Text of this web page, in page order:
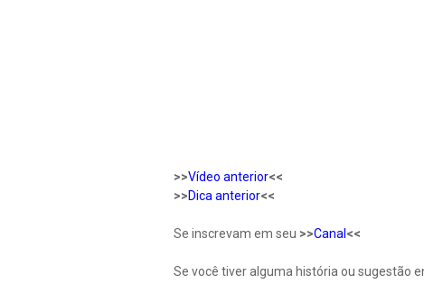
>>Vídeo anterior<<
>>Dica anterior<<
Se inscrevam em seu >>Canal <<
Se você tiver alguma história ou sugestão